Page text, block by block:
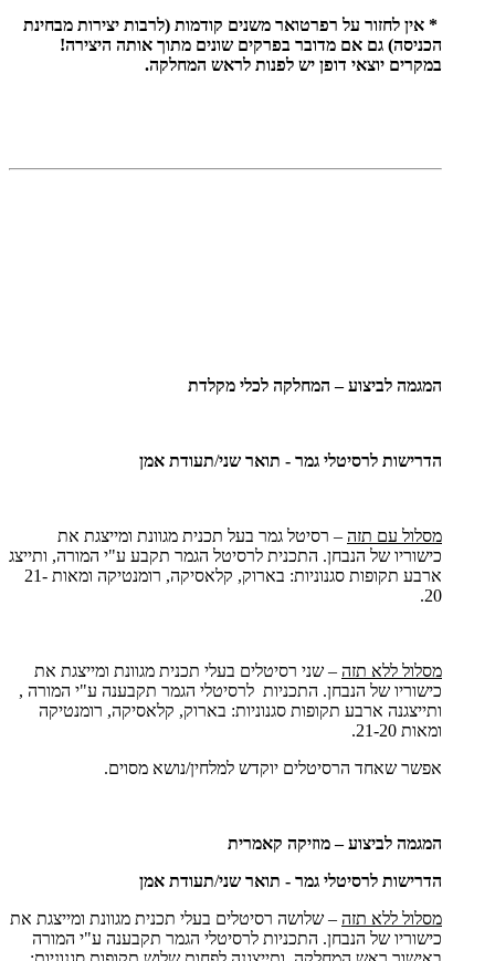
* אין לחזור על רפרטואר משנים קודמות (לרבות יצירות מבחינת
הכניסה) גם אם מדובר בפרקים שונים מתוך אותה היצירה!
במקרים יוצאי דופן יש לפנות לראש המחלקה.
המגמה לביצוע – המחלקה לכלי מקלדת
הדרישות לרסיטלי גמר - תואר שני/תעודת אמן
מסלול עם תזה – רסיטל גמר בעל תכנית מגוונת ומייצגת את
כישוריו של הנבחן. התכנית לרסיטל הגמר תקבע ע"י המורה, ותייצג
ארבע תקופות סגנוניות: בארוק, קלאסיקה, רומנטיקה ומאות 21-
20.
מסלול ללא תזה – שני רסיטלים בעלי תכנית מגוונת ומייצגת את
כישוריו של הנבחן. התכניות לרסיטלי הגמר תקבענה ע"י המורה ,
ותייצגנה ארבע תקופות סגנוניות: בארוק, קלאסיקה, רומנטיקה
ומאות 21-20.
אפשר שאחד הרסיטלים יוקדש למלחין/נושא מסוים.
המגמה לביצוע – מוזיקה קאמרית
הדרישות לרסיטלי גמר - תואר שני/תעודת אמן
מסלול ללא תזה – שלושה רסיטלים בעלי תכנית מגוונת ומייצגת את
כישוריו של הנבחן. התכניות לרסיטלי הגמר תקבענה ע"י המורה